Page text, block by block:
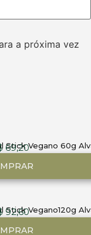
a próxima vez
Stick Vegano 60g
69,20
Stick Vegano120g
92,60